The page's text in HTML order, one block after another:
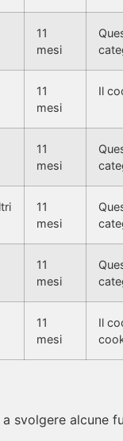
11
mesi
11
mesi
Il
11
mesi
11
mesi
11
mesi
11
mesi
Il
svolgere alcune